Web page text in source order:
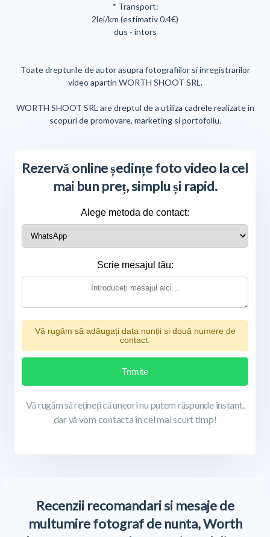
* Transport:
2lei/km (estimativ 0.4€)
dus - intors
Toate drepturile de autor asupra fotografiilor si inregistrarilor
video apartin WORTH SHOOT SRL.
WORTH SHOOT SRL are dreptul de a utiliza cadrele realizate in
scopuri de promovare, marketing si portofoliu.
Rezervă online ședințe foto video la cel
mai bun preț, simplu și rapid.
Alege metoda de contact:
Scrie mesajul tău:
Vă rugăm să adăugați data nunții și două numere de
contact.
Trimite
Vă rugăm să rețineți că uneori nu putem răspunde instant,
dar vă vom contacta în cel mai scurt timp!
Recenzii recomandari si mesaje de
multumire fotograf de nunta, Worth